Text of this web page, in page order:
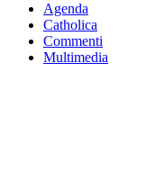
Agenda
Catholica
Commenti
Multimedia